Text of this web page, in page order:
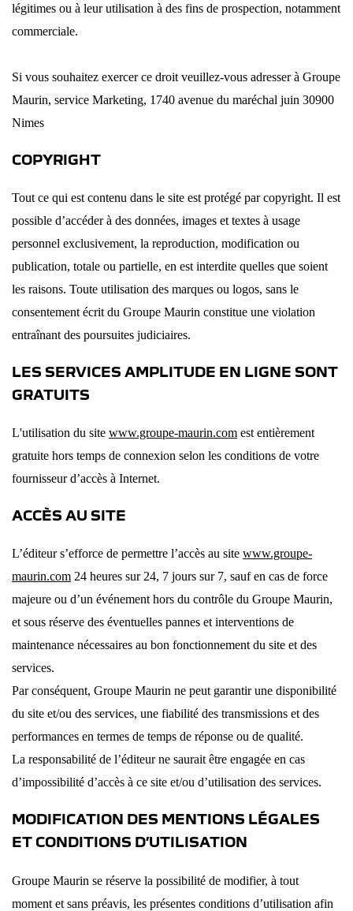
légitimes ou à leur utilisation à des fins de prospection, notamment
commerciale.
Si vous souhaitez exercer ce droit veuillez-vous adresser à Groupe
Maurin, service Marketing, 1740 avenue du maréchal juin 30900
Nimes
COPYRIGHT
Tout ce qui est contenu dans le site est protégé par copyright. Il est
possible d’accéder à des données, images et textes à usage
personnel exclusivement, la reproduction, modification ou
publication, totale ou partielle, en est interdite quelles que soient
les raisons. Toute utilisation des marques ou logos, sans le
consentement écrit du Groupe Maurin constitue une violation
entraînant des poursuites judiciaires.
LES SERVICES AMPLITUDE EN LIGNE SONT
GRATUITS
L'utilisation du site www.groupe-maurin.com est entièrement
gratuite hors temps de connexion selon les conditions de votre
fournisseur d’accès à Internet.
ACCÈS AU SITE
L’éditeur s’efforce de permettre l’accès au site www.groupe-
maurin.com 24 heures sur 24, 7 jours sur 7, sauf en cas de force
majeure ou d’un événement hors du contrôle du Groupe Maurin,
et sous réserve des éventuelles pannes et interventions de
maintenance nécessaires au bon fonctionnement du site et des
services.
Par conséquent, Groupe Maurin ne peut garantir une disponibilité
du site et/ou des services, une fiabilité des transmissions et des
performances en termes de temps de réponse ou de qualité.
La responsabilité de l’éditeur ne saurait être engagée en cas
d’impossibilité d’accès à ce site et/ou d’utilisation des services.
MODIFICATION DES MENTIONS LÉGALES
ET CONDITIONS D’UTILISATION
Groupe Maurin se réserve la possibilité de modifier, à tout
moment et sans préavis, les présentes conditions d’utilisation afin